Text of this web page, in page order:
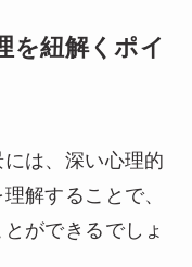
を紐解くポイ
は、深い心理的
解することで、
ができるでしょ